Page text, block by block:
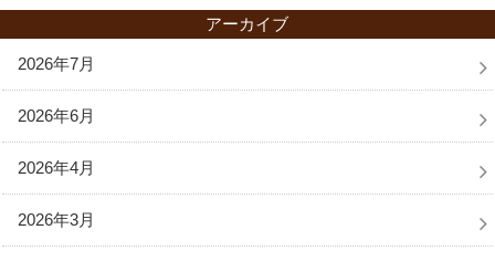
アーカイブ
2026年7月
2026年6月
2026年4月
2026年3月